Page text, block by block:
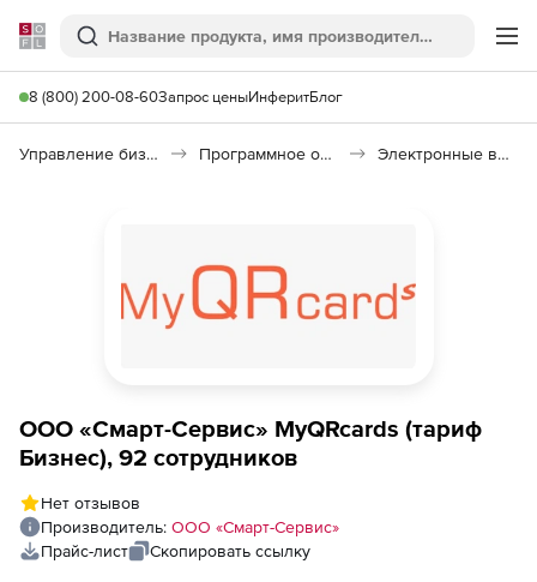
Softline
Поиск
8 (800) 200-08-60Запрос ценыИнферитБлог
Управление бизнесом, CRM/ERP Программное обеспечение для управления бизнесом Электронные визитки для бизнеса MyQRcards
ООО «Смарт-Сервис» MyQRcards (тариф
Бизнес), 92 сотрудников
Нет отзывов
Производитель: ООО «Смарт-Сервис»
Прайс-лист
Скопировать ссылку